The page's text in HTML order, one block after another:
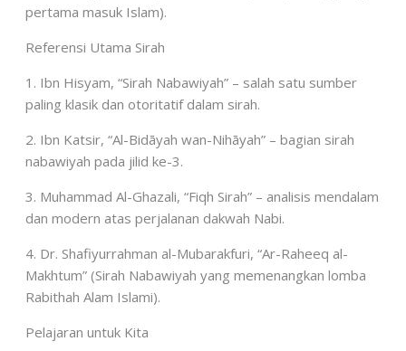
pertama masuk Islam).
Referensi Utama Sirah
1. Ibn Hisyam, “Sirah Nabawiyah” – salah satu sumber
paling klasik dan otoritatif dalam sirah.
2. Ibn Katsir, “Al-Bidāyah wan-Nihāyah” – bagian sirah
nabawiyah pada jilid ke-3.
3. Muhammad Al-Ghazali, “Fiqh Sirah” – analisis mendalam
dan modern atas perjalanan dakwah Nabi.
4. Dr. Shafiyurrahman al-Mubarakfuri, “Ar-Raheeq al-
Makhtum” (Sirah Nabawiyah yang memenangkan lomba
Rabithah Alam Islami).
Pelajaran untuk Kita